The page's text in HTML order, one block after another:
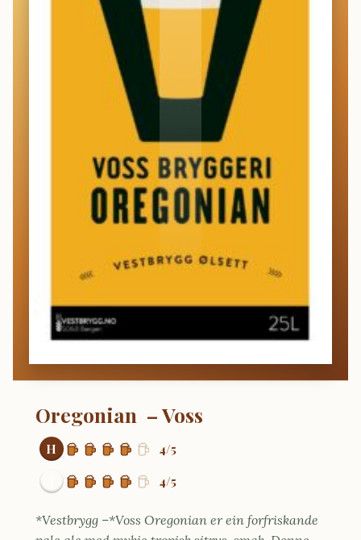
Oregonian – Voss
H
4/5
4/5
*Vestbrygg –*Voss Oregonian er ein forfriskande